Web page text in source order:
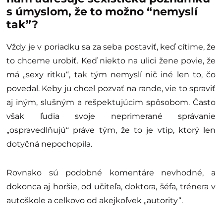
s úmyslom, že to možno “nemyslí
tak”?
Vždy je v poriadku sa za seba postaviť, keď cítime, že
to chceme urobiť. Keď niekto na ulici žene povie, že
má „sexy ritku“, tak tým nemyslí nič iné len to, čo
povedal. Keby ju chcel pozvať na rande, vie to spraviť
aj iným, slušným a rešpektujúcim spôsobom. Často
však ľudia svoje neprimerané správanie
„ospravedlňujú“ práve tým, že to je vtip, ktorý len
dotyčná nepochopila.
Rovnako sú podobné komentáre nevhodné, a
dokonca aj horšie, od učiteľa, doktora, šéfa, trénera v
autoškole a celkovo od akejkoľvek „autority“.